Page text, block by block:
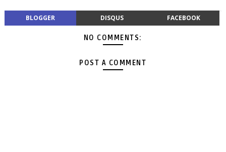
BLOGGER DISQUS FACEBOOK
NO COMMENTS:
POST A COMMENT